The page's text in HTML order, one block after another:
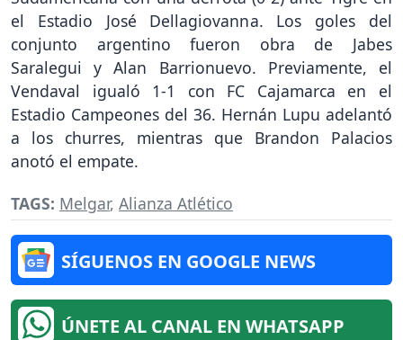
el Estadio José Dellagiovanna. Los goles del
conjunto argentino fueron obra de Jabes
Saralegui y Alan Barrionuevo. Previamente, el
Vendaval igualó 1-1 con FC Cajamarca en el
Estadio Campeones del 36. Hernán Lupu adelantó
a los churres, mientras que Brandon Palacios
anotó el empate.
TAGS: Melgar, Alianza Atlético
SÍGUENOS EN GOOGLE NEWS
ÚNETE AL CANAL EN WHATSAPP